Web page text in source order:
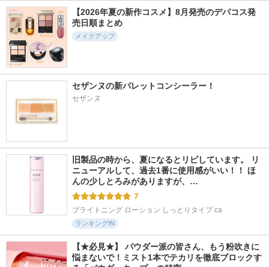
【2026年夏の新作コスメ】8月発売のデパコス発
売日順まとめ
メイクアップ
セザンヌの新パレットコンシーラー！
セザンヌ
旧製品の時から、夏になるとリピしています。 リ
ニューアルして、過去1番に使用感がいい！！ ほ
んの少しとろみがありますが、…
7
ブライトニング ローション しっとりタイプ ca
ランキングIN
【★必見★】 パウダー派の皆さん、もう粉吹きに
悩まないで！ミスト1本でテカリを徹底ブロックす